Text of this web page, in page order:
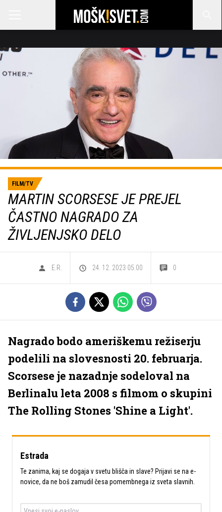
FILM/TV
MARTIN SCORSESE JE PREJEL
ČASTNO NAGRADO ZA
ŽIVLJENJSKO DELO
E.R. 24. 12. 2023 05.00 0
Nagrado bodo ameriškemu režiserju
podelili na slovesnosti 20. februarja.
Scorsese je nazadnje sodeloval na
Berlinalu leta 2008 s filmom o skupini
The Rolling Stones 'Shine a Light'.
Estrada
Te zanima, kaj se dogaja v svetu blišča in slave? Prijavi se na e-
novice, da ne boš zamudil česa pomembnega iz sveta slavnih.